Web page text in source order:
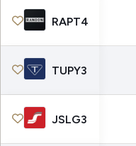
RAPT4
TUPY3
JSLG3